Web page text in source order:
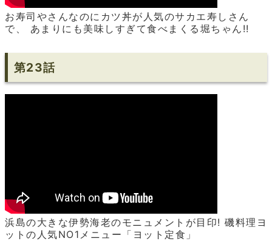
お寿司やさんなのにカツ丼が人気のサカエ寿しさん
で、 あまりにも美味しすぎて食べまくる堀ちゃん!!
第23話
浜島の大きな伊勢海老のモニュメントが目印! 磯料理ヨ
ットの人気NO1メニュー「ヨット定食」